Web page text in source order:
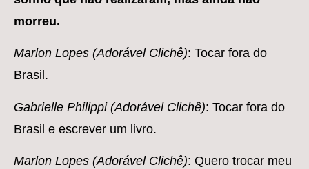
morreu.
Marlon Lopes (Adorável Clichê): Tocar fora do
Brasil.
Gabrielle Philippi (Adorável Clichê): Tocar fora do
Brasil e escrever um livro.
Marlon Lopes (Adorável Clichê): Quero trocar meu